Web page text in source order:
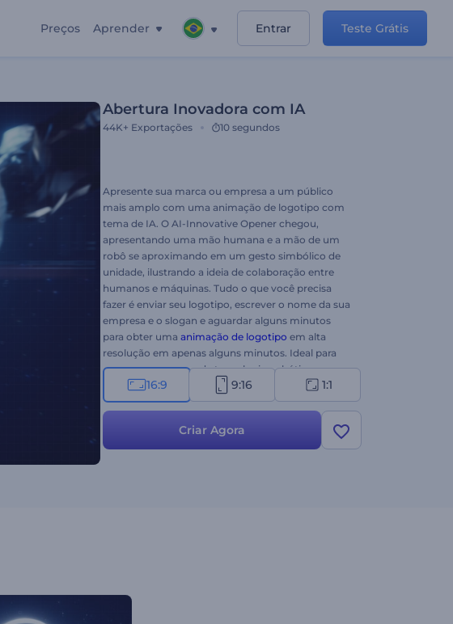
Preços Aprender Entrar Teste Grátis
Abertura Inovadora com IA
44K+ Exportações 10 segundos
Apresente sua marca ou empresa a um público
mais amplo com uma animação de logotipo com
tema de IA. O AI-Innovative Opener chegou,
apresentando uma mão humana e a mão de um
robô se aproximando em um gesto simbólico de
unidade, ilustrando a ideia de colaboração entre
humanos e máquinas. Tudo o que você precisa
fazer é enviar seu logotipo, escrever o nome da sua
empresa e o slogan e aguardar alguns minutos
para obter uma animação de logotipo em alta
resolução em apenas alguns minutos. Ideal para
marcas e empresas de tecnologia, robótica,
engenharia, desenvolvimento web, inteligência
artificial ou pesquisa científica. Experimente agora
e cative seu público!
16:9 9:16 1:1
Criar Agora